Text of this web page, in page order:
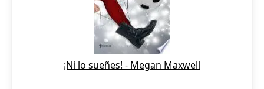
¡Ni lo sueñes! - Megan Maxwell